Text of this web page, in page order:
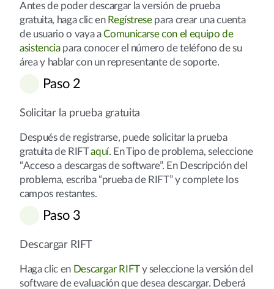
Antes de poder descargar la versión de prueba
gratuita, haga clic en Regístresepara crear una cuenta
de usuario o vaya aComunicarse con el equipo de
asistenciapara conocer el número de teléfono de su
área y hablar con un representante de soporte.
Paso 2
Solicitar la prueba gratuita
Después de registrarse, puede solicitar la prueba
gratuita de RIFTaquí. En Tipo de problema, seleccione
“Acceso a descargas de software”. En Descripción del
problema, escriba “prueba de RIFT” y complete los
campos restantes.
Paso 3
Descargar RIFT
Haga clic en Descargar RIFTy seleccione la versión del
software de evaluación que desea descargar. Deberá